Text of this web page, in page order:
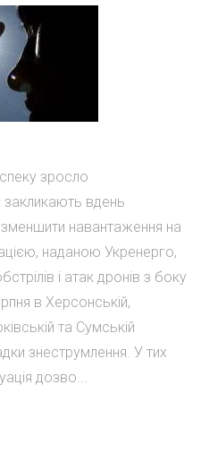
зросло
вдень
навантаження на
наданою Укренерго,
і атак дронів з боку
в Херсонській,
та Сумській
знеструмлення. У тих
дозво...